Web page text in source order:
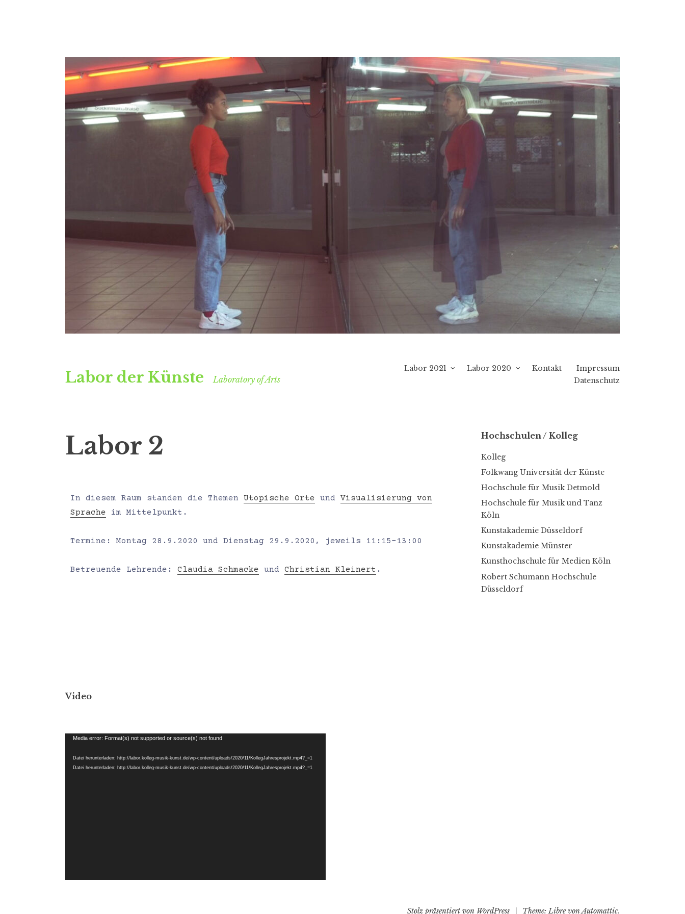
Labor der Künste Laboratory of Arts
Labor 2021 Labor 2020 Kontakt
Impressum
Datenschutz
Labor 2
In diesem Raum standen die Themen Utopische Orte und Visualisierung von
Sprache im Mittelpunkt.
Termine: Montag 28.9.2020 und Dienstag 29.9.2020, jeweils 11:15-13:00
Betreuende Lehrende: Claudia Schmacke und Christian Kleinert .
Hochschulen / Kolleg
Kolleg
Folkwang Universität der Künste
Hochschule für Musik Detmold
Hochschule für Musik und Tanz
Köln
Kunstakademie Düsseldorf
Kunstakademie Münster
Kunsthochschule für Medien Köln
Robert Schumann Hochschule
Düsseldorf
Video
Video-
Media error: Format(s) not supported or source(s) not found
Datei herunterladen: http://labor.kolleg-musik-kunst.de/wp-content/uploads/2020/11/KollegJahresprojekt.mp4?_=1
Datei herunterladen: http://labor.kolleg-musik-kunst.de/wp-content/uploads/2020/11/KollegJahresprojekt.mp4?_=1
Stolz präsentiert von WordPress Theme: Libre vonAutomattic.